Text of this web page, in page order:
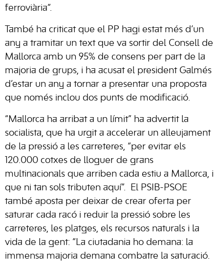
ferroviària”.
També ha criticat que el PP hagi estat més d’un
any a tramitar un text que va sortir del Consell de
Mallorca amb un 95% de consens per part de la
majoria de grups, i ha acusat el president Galmés
d’estar un any a tornar a presentar una proposta
que només inclou dos punts de modificació.
“Mallorca ha arribat a un límit” ha advertit la
socialista, que ha urgit a accelerar un alleujament
de la pressió a les carreteres, “per evitar els
120.000 cotxes de lloguer de grans
multinacionals que arriben cada estiu a Mallorca, i
que ni tan sols tributen aquí”. El PSIB-PSOE
també aposta per deixar de crear oferta per
saturar cada racó i reduir la pressió sobre les
carreteres, les platges, els recursos naturals i la
vida de la gent: “La ciutadania ho demana: la
immensa majoria demana combatre la saturació.